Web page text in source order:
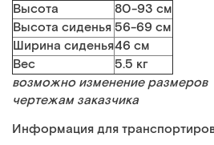
Высота
80-93 см
Высота сиденья 56-69 см
Ширина сиденья46 см
Вес
5.5 кг
возможно изменение размеров
чертежам заказчика
Информация для